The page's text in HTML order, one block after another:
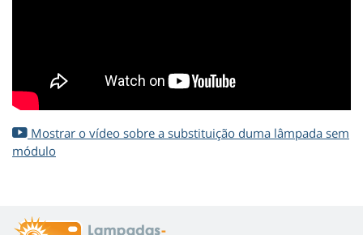
Mostrar o vídeo sobre a substituição duma lâmpada sem
módulo